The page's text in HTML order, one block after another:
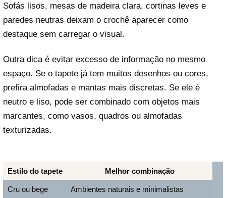
Sofás lisos, mesas de madeira clara, cortinas leves e
paredes neutras deixam o crochê aparecer como
destaque sem carregar o visual.
Outra dica é evitar excesso de informação no mesmo
espaço. Se o tapete já tem muitos desenhos ou cores,
prefira almofadas e mantas mais discretas. Se ele é
neutro e liso, pode ser combinado com objetos mais
marcantes, como vasos, quadros ou almofadas
texturizadas.
Estilo do tapete Melhor combinação
Cru ou bege Ambientes naturais e minimalistas